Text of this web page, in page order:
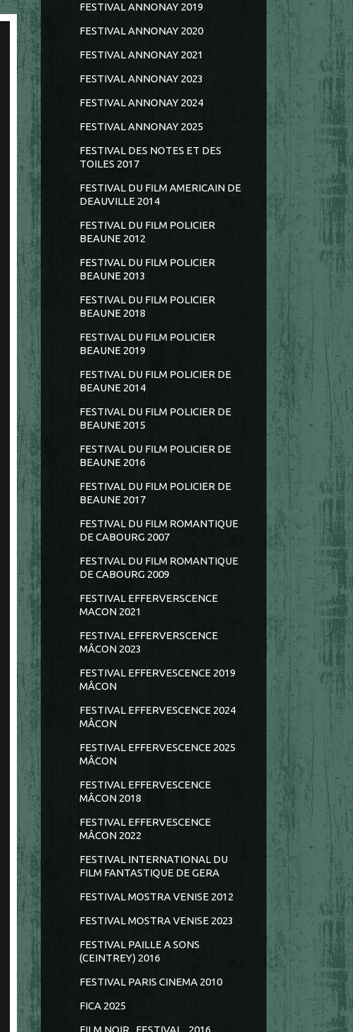
FESTIVAL ANNONAY 2019
FESTIVAL ANNONAY 2020
FESTIVAL ANNONAY 2021
FESTIVAL ANNONAY 2023
FESTIVAL ANNONAY 2024
FESTIVAL ANNONAY 2025
FESTIVAL DES NOTES ET DES
TOILES 2017
FESTIVAL DU FILM AMERICAIN DE
DEAUVILLE 2014
FESTIVAL DU FILM POLICIER
BEAUNE 2012
FESTIVAL DU FILM POLICIER
BEAUNE 2013
FESTIVAL DU FILM POLICIER
BEAUNE 2018
FESTIVAL DU FILM POLICIER
BEAUNE 2019
FESTIVAL DU FILM POLICIER DE
BEAUNE 2014
FESTIVAL DU FILM POLICIER DE
BEAUNE 2015
FESTIVAL DU FILM POLICIER DE
BEAUNE 2016
FESTIVAL DU FILM POLICIER DE
BEAUNE 2017
FESTIVAL DU FILM ROMANTIQUE
DE CABOURG 2007
FESTIVAL DU FILM ROMANTIQUE
DE CABOURG 2009
FESTIVAL EFFERVERSCENCE
MACON 2021
FESTIVAL EFFERVERSCENCE
MÂCON 2023
FESTIVAL EFFERVESCENCE 2019
MÂCON
FESTIVAL EFFERVESCENCE 2024
MÂCON
FESTIVAL EFFERVESCENCE 2025
MÂCON
FESTIVAL EFFERVESCENCE
MÂCON 2018
FESTIVAL EFFERVESCENCE
MÂCON 2022
FESTIVAL INTERNATIONAL DU
FILM FANTASTIQUE DE GERA
FESTIVAL MOSTRA VENISE 2012
FESTIVAL MOSTRA VENISE 2023
FESTIVAL PAILLE A SONS
(CEINTREY) 2016
FESTIVAL PARIS CINEMA 2010
FICA 2025